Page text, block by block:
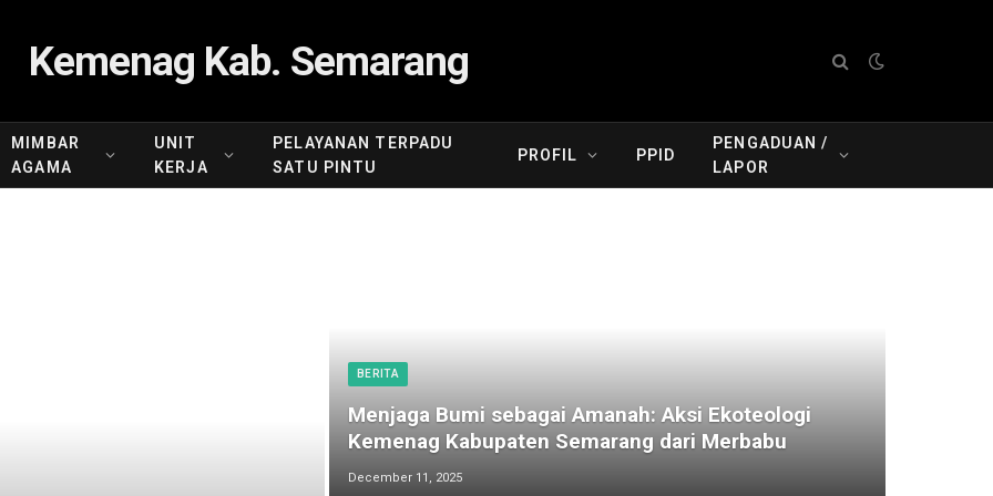
Kemenag Kab. Semarang
MIMBAR
AGAMA
UNIT
KERJA
PELAYANAN TERPADU
SATU PINTU
PROFIL PPID
PENGADUAN /
LAPOR
BERITA
Menjaga Bumi sebagai Amanah: Aksi Ekoteologi
Kemenag Kabupaten Semarang dari Merbabu
December 11, 2025